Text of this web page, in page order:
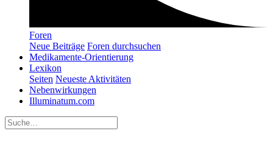
Foren
Neue Beiträge Foren durchsuchen
Medikamente-Orientierung
Lexikon
Seiten Neueste Aktivitäten
Nebenwirkungen
Illuminatum.com